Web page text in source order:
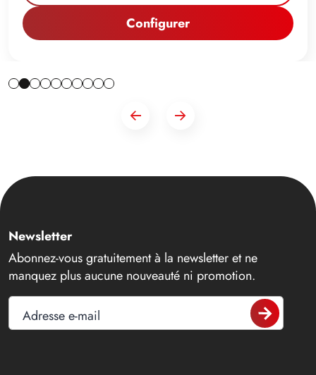
Configurer
Newsletter
Abonnez-vous gratuitement à la newsletter et ne
manquez plus aucune nouveauté ni promotion.
Adresse e-mail